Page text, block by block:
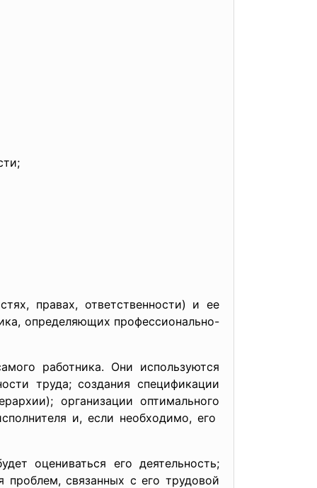
правах, ответственности) и ее
определяющих профессионально-
работника. Они используются
труда; создания спецификации
организации оптимального
и, если необходимо, его
оцениваться его деятельность;
связанных с его трудовой